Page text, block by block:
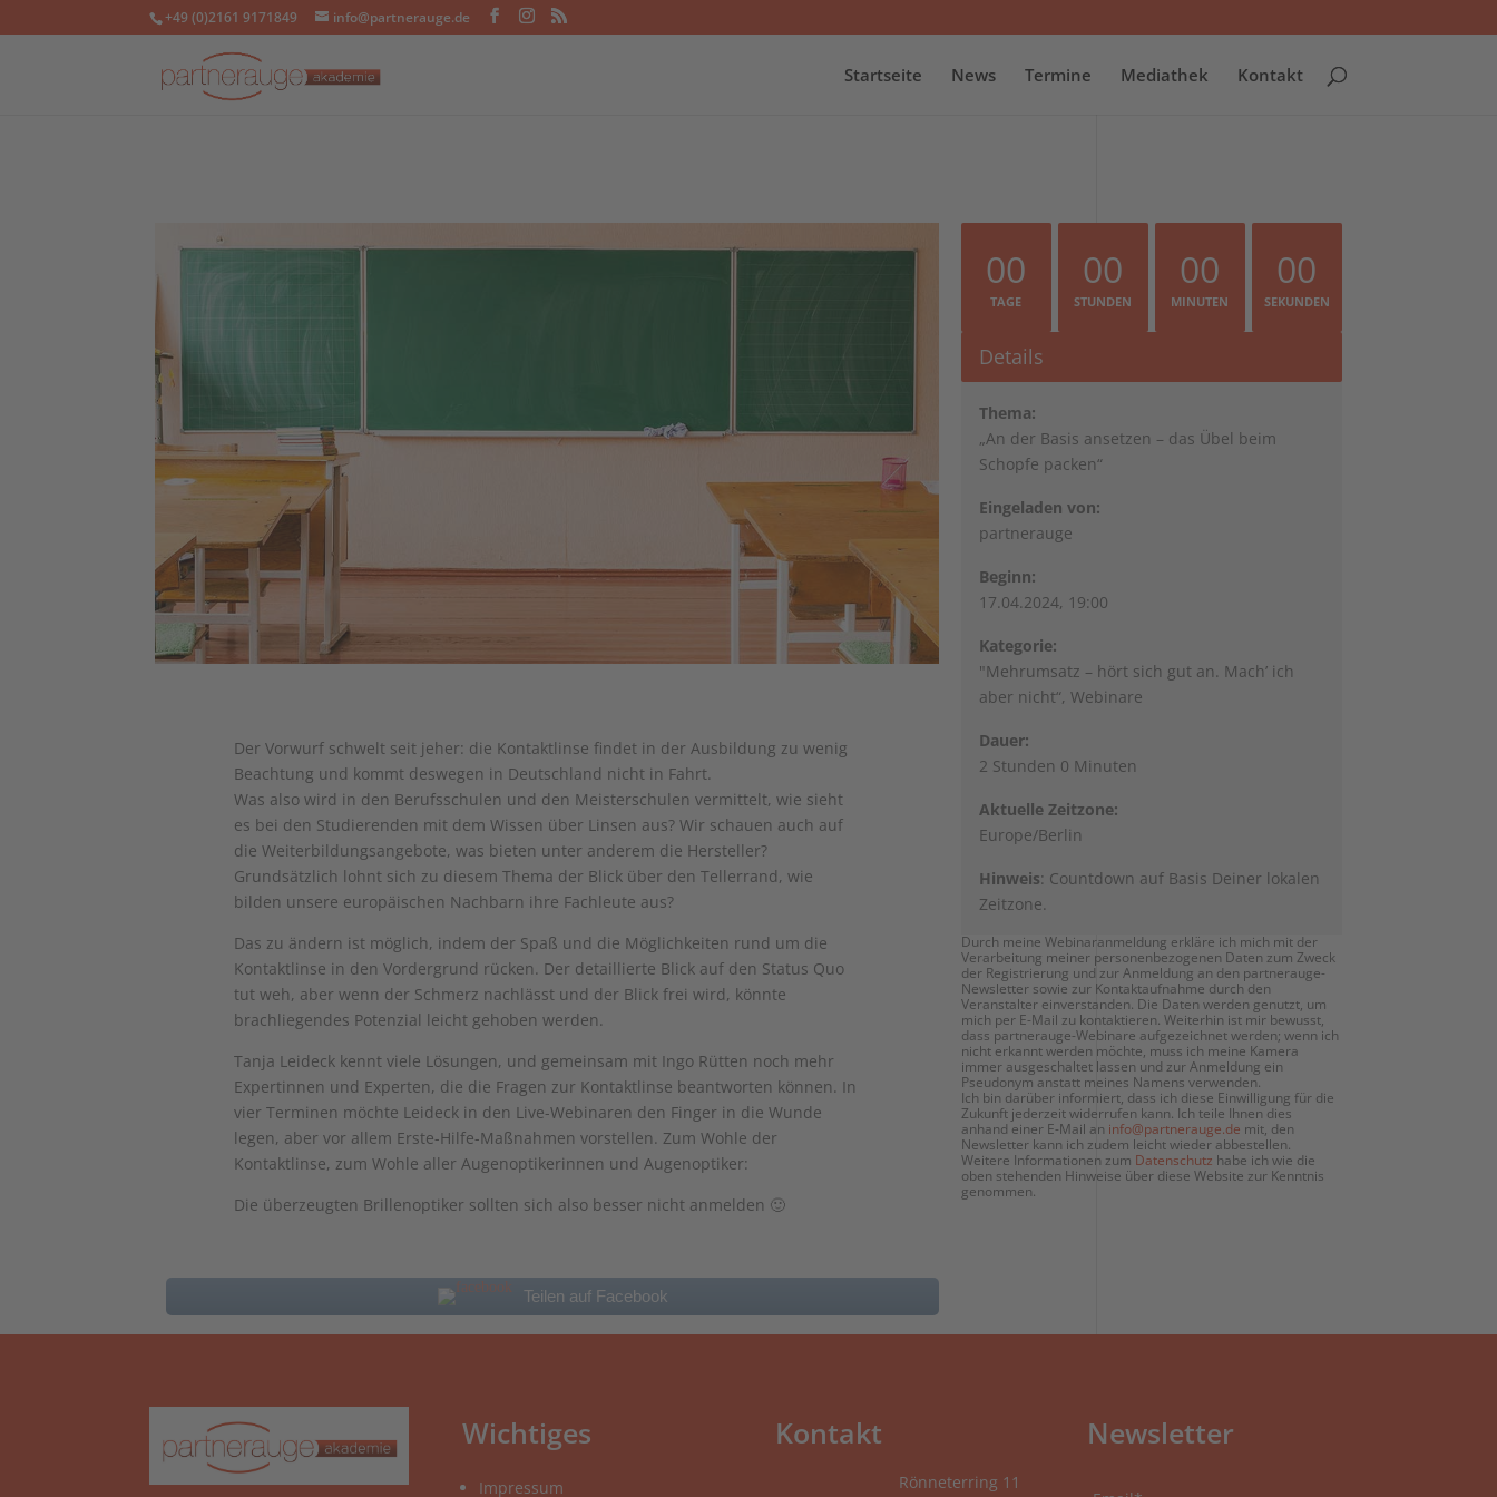
+49 (0)2161 9171849 info@partnerauge.de
Startseite News Termine Mediathek Kontakt
Der Vorwurf schwelt seit jeher: die Kontaktlinse findet in der Ausbildung zu wenig
Beachtung und kommt deswegen in Deutschland nicht in Fahrt.
Was also wird in den Berufsschulen und den Meisterschulen vermittelt, wie sieht
es bei den Studierenden mit dem Wissen über Linsen aus? Wir schauen auch auf
die Weiterbildungsangebote, was bieten unter anderem die Hersteller?
Grundsätzlich lohnt sich zu diesem Thema der Blick über den Tellerrand, wie
bilden unsere europäischen Nachbarn ihre Fachleute aus?
Das zu ändern ist möglich, indem der Spaß und die Möglichkeiten rund um die
Kontaktlinse in den Vordergrund rücken. Der detaillierte Blick auf den Status Quo
tut weh, aber wenn der Schmerz nachlässt und der Blick frei wird, könnte
brachliegendes Potenzial leicht gehoben werden.
Tanja Leideck kennt viele Lösungen, und gemeinsam mit Ingo Rütten noch mehr
Expertinnen und Experten, die die Fragen zur Kontaktlinse beantworten können. In
vier Terminen möchte Leideck in den Live-Webinaren den Finger in die Wunde
legen, aber vor allem Erste-Hilfe-Maßnahmen vorstellen. Zum Wohle der
Kontaktlinse, zum Wohle aller Augenoptikerinnen und Augenoptiker:
Die überzeugten Brillenoptiker sollten sich also besser nicht anmelden 🙂
Teilen auf Facebook
00
TAGE
00
STUNDEN
00
MINUTEN
00
SEKUNDEN
Details
Thema:
„An der Basis ansetzen – das Übel beim
Schopfe packen“
Eingeladen von:
partnerauge
Beginn:
17.04.2024, 19:00
Kategorie:
"Mehrumsatz – hört sich gut an. Mach’ ich
aber nicht“, Webinare
Dauer:
2 Stunden 0 Minuten
Aktuelle Zeitzone:
Europe/Berlin
Hinweis: Countdown auf Basis Deiner lokalen
Zeitzone.
Durch meine Webinaranmeldung erkläre ich mich mit der
Verarbeitung meiner personenbezogenen Daten zum Zweck
der Registrierung und zur Anmeldung an den partnerauge-
Newsletter sowie zur Kontaktaufnahme durch den
Veranstalter einverstanden. Die Daten werden genutzt, um
mich per E-Mail zu kontaktieren. Weiterhin ist mir bewusst,
dass partnerauge-Webinare aufgezeichnet werden; wenn ich
nicht erkannt werden möchte, muss ich meine Kamera
immer ausgeschaltet lassen und zur Anmeldung ein
Pseudonym anstatt meines Namens verwenden.
Ich bin darüber informiert, dass ich diese Einwilligung für die
Zukunft jederzeit widerrufen kann. Ich teile Ihnen dies
anhand einer E-Mail an info@partnerauge.de mit, den
Newsletter kann ich zudem leicht wieder abbestellen.
Weitere Informationen zum Datenschutz habe ich wie die
oben stehenden Hinweise über diese Website zur Kenntnis
genommen.
Wichtiges
Impressum
Kontakt
Rönneterring 11
Newsletter